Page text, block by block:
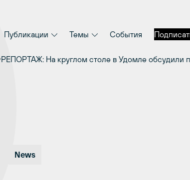
Публикации Темы События
РЕПОРТАЖ: На круглом столе в Удомле обсудили
News